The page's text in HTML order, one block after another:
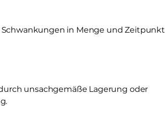
Schwankungen in Menge und Zeitpunkt
unsachgemäße Lagerung oder